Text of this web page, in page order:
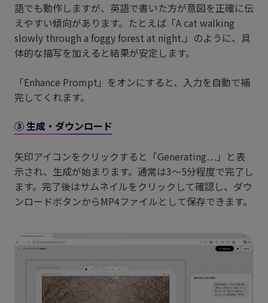
語でも動作しますが、英語で書いた方が意図を正確に伝
えやすい傾向があります。たとえば「A cat walking
slowly through a foggy forest at night.」のように、具
体的な描写を加えると結果が安定します。
「Enhance Prompt」をオンにすると、入力を自動で補
完してくれます。
③ 生成・ダウンロード
矢印アイコンをクリックすると「Generating…」と表
示され、生成が始まります。通常は3〜5分程度で完了し
ます。完了後はサムネイルをクリックして確認し、ダウ
ンロードボタンからMP4ファイルとして保存できます。